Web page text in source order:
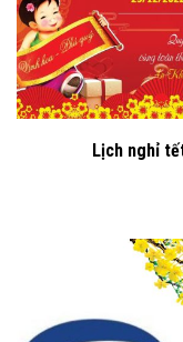
Lịch nghỉ